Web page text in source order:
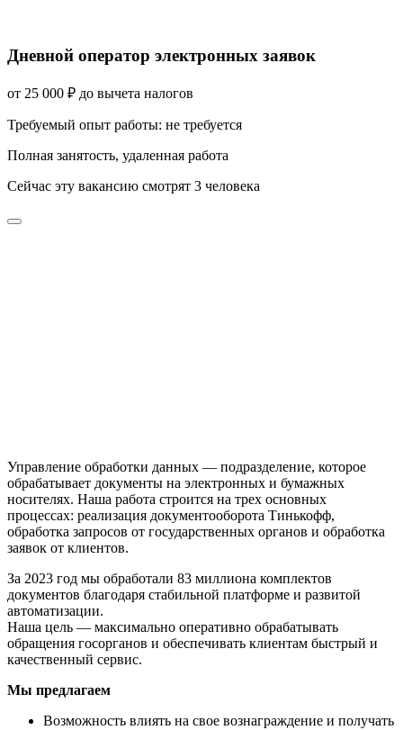
Дневной оператор электронных заявок
от 25 000 ₽ до вычета налогов
Требуемый опыт работы: не требуется
Полная занятость, удаленная работа
Сейчас эту вакансию смотрят 3 человека
Управление обработки данных — подразделение, которое
обрабатывает документы на электронных и бумажных
носителях. Наша работа строится на трех основных
процессах: реализация документооборота Тинькофф,
обработка запросов от государственных органов и обработка
заявок от клиентов.
За 2023 год мы обработали 83 миллиона комплектов
документов благодаря стабильной платформе и развитой
автоматизации.
Наша цель — максимально оперативно обрабатывать
обращения госорганов и обеспечивать клиентам быстрый и
качественный сервис.
Мы предлагаем
Возможность влиять на свое вознаграждение и получать